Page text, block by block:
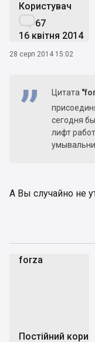
Користувач
67
16 квітня 2014
28 серп 2014 15:02
Цитата
сегодня
лифт
А Вы случайно не
forza
Постійний